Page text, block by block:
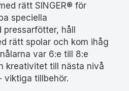
rätt SINGER® för
speciella
håll
rätt spolar och kom ihåg
var 6:e till 8:e
kreativitet till nästa nivå
viktiga tillbehör.